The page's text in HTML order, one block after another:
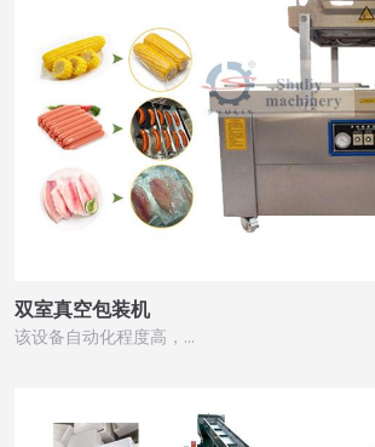
双室真空包装机
该设备自动化程度高，…